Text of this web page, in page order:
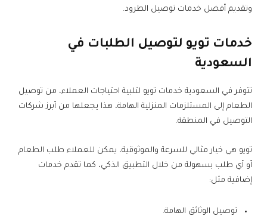
وتقديم أفضل خدمات توصيل الطرود.
خدمات تويو لتوصيل الطلبات في
السعودية
تتوفر في السعودية خدمات تويو لتلبية احتياجات العملاء، من توصيل
الطعام إلى المستلزمات المنزلية الهامة، هذا يجعلها من أبرز شركات
التوصيل في المنطقة.
تويو هي خيار مثالي للسرعة والموثوقية، يمكن للعملاء طلب الطعام
أو أي طلب بسهولة من خلال التطبيق الذكي، كما تقدم خدمات
إضافية مثل:
توصيل الوثائق الهامة.